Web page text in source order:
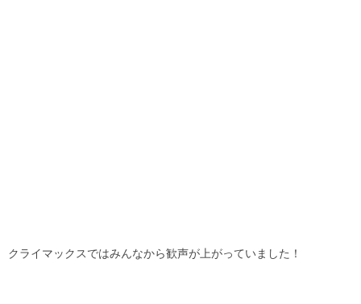
クライマックスではみんなから歓声が上がっていました！